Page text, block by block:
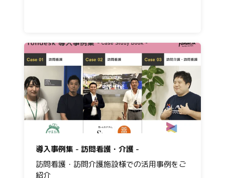
導入事例集 - 訪問看護・介護 -
訪問看護・訪問介護施設様での活用事例をご
紹介